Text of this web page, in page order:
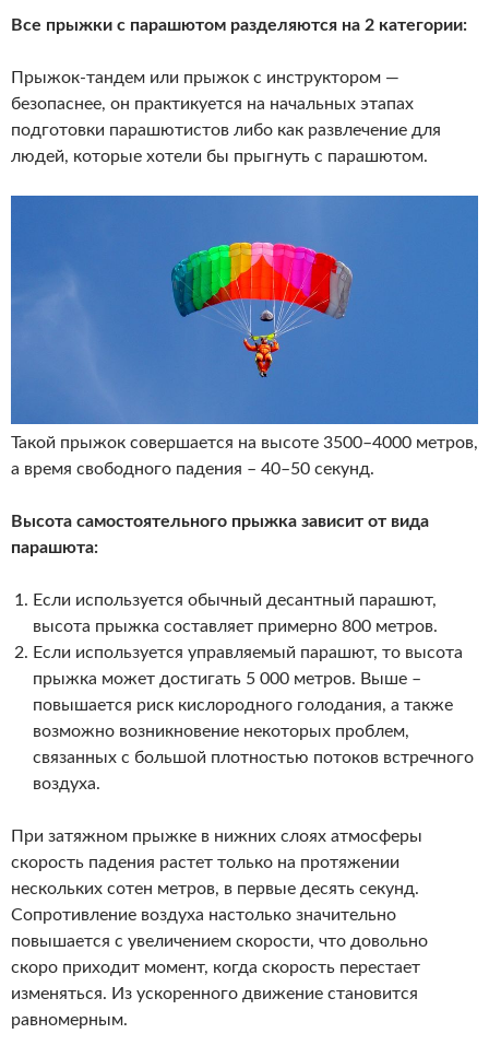
Все прыжки с парашютом разделяются на 2 категории:
Прыжок-тандем или прыжок с инструктором —
безопаснее, он практикуется на начальных этапах
подготовки парашютистов либо как развлечение для
людей, которые хотели бы прыгнуть с парашютом.
Такой прыжок совершается на высоте 3500–4000 метров,
а время свободного падения – 40–50 секунд.
Высота самостоятельного прыжка зависит от вида
парашюта:
Если используется обычный десантный парашют,
высота прыжка составляет примерно 800 метров.
Если используется управляемый парашют, то высота
прыжка может достигать 5 000 метров. Выше –
повышается риск кислородного голодания, а также
возможно возникновение некоторых проблем,
связанных с большой плотностью потоков встречного
воздуха.
При затяжном прыжке в нижних слоях атмосферы
скорость падения растет только на протяжении
нескольких сотен метров, в первые десять секунд.
Сопротивление воздуха настолько значительно
повышается с увеличением скорости, что довольно
скоро приходит момент, когда скорость перестает
изменяться. Из ускоренного движение становится
равномерным.